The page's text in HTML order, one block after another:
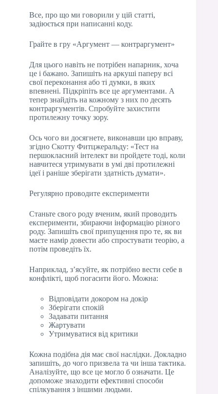
Все, про що ми говорили у цій статті,
задіюється при написанні коду.
Грайте в гру «Аргумент — контраргумент»
Для цього навіть не потрібен напарник, хоча
це і бажано. Запишіть на аркуші паперу всі
свої переконання або ті думки, в яких
впевнені. Підкріпіть все це аргументами. А
тепер знайдіть на кожному з них по десять
контраргументів. Спробуйте захистити
протилежну точку зору.
Ось чого ви досягнете, виконавши цю вправу,
згідно Скотту Фитцжеральду: «Тест на
першокласний інтелект ви пройдете тоді, коли
навчитеся утримувати в умі дві протилежні
ідеї і раніше зберігати здатність думати».
Регулярно проводите експерименти
Станьте свого роду вченим, який проводить
експерименти, збираючи інформацію різного
роду. Запишіть свої припущення про те, як ви
маєте намір довести або спростувати теорію, а
потім проведіть їх.
Наприклад, з’ясуйте, як потрібно вести себе в
конфлікті, щоб погасити його. Можна:
Відповідати докором на докір
Зберігати спокій
Задавати питання
Жартувати
Утримуватися від критики
Кожна подібна дія має свої наслідки. Докладно
запишіть, до чого призвела та чи інша тактика.
Аналізуйте, що все це могло б означати. Це
допоможе знаходити ефективні способи
спілкування з іншими людьми.